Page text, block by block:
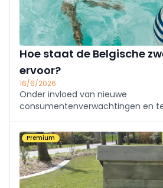
Hoe staat de Belgische
ervoor?
16/6/2026
Onder invloed van nieuwe
consumentenverwachtingen en
snelle evolutie door. Dit artikel
trends binnen dit segment,
uitdagingen die ...
Premium